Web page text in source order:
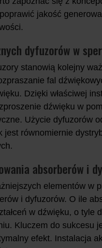
jakość
dyfuzorów w
stanowią kolejny
fal
Dzięki właściwej
dźwięku w
Użycie dyfuzorów
jest równomiernie
absorberów i
elementów w
i dyfuzorów. O ile
w dźwięku, o tyle
Kluczem do sukcesu
efekt. Instalacja